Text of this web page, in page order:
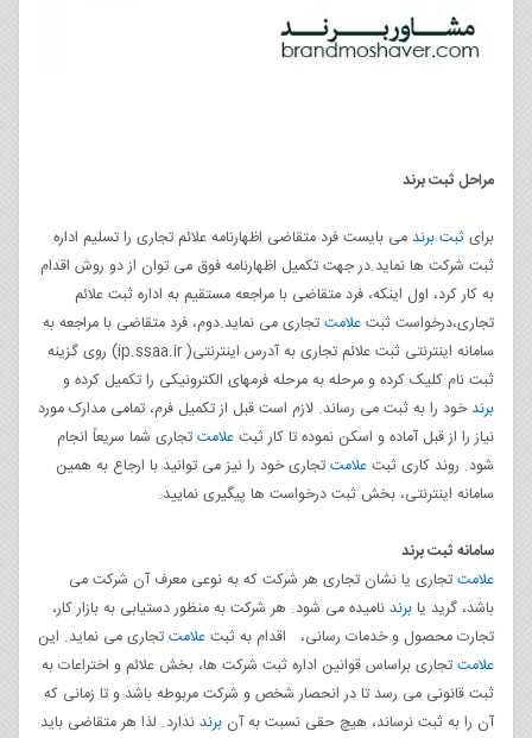
مراحل ثبت برند
برایثبت برند می بایست فرد متقاضی اظهارنامه علائم تجاری را تسلیم اداره
ثبت شرکت ها نماید.در جهت تکمیل اظهارنامه فوق می توان از دو روش اقدام
به کار کرد، اول اینکه، فرد متقاضی با مراجعه مستقیم به اداره ثبت علائم
تجاری،درخواست ثبتعلامتتجاری می نماید.دوم، فرد متقاضی با مراجعه به
سامانه اینترنتی ثبت علائم تجاری به آدرس اینترنتی( ip.ssaa.ir) روی گزینه
ثبت نام کلیک کرده و مرحله به مرحله فرمهای الکترونیکی را تکمیل کرده و
برندخود را به ثبت می رساند. لازم است قبل از تکمیل فرم، تمامی مدارک مورد
نیاز را از قبل آماده و اسکن نموده تا کار ثبتعلامتتجاری شما سریعاً انجام
شود. روند کاری ثبتعلامتتجاری خود را نیز می توانید با ارجاع به همین
سامانه اینترنتی، بخش ثبت درخواست ها پیگیری نمایید.
سامانه ثبت برند
علامتتجاری یا نشان تجاری هر شرکت که به نوعی معرف آن شرکت می
باشد، گرید یابرند نامیده می شود. هر شرکت به منظور دستیابی به بازار کار،
تجارت محصول و خدمات رسانی، اقدام به ثبتعلامتتجاری می نماید. این
علامتتجاری براساس قوانین اداره ثبت شرکت ها، بخش علائم و اختراعات به
ثبت قانونی می رسد تا در انحصار شخص و شرکت مربوطه باشد و تا زمانی که
آن را به ثبت نرساند، هیچ حقی نسبت به آن برند ندارد. لذا هر متقاضی باید